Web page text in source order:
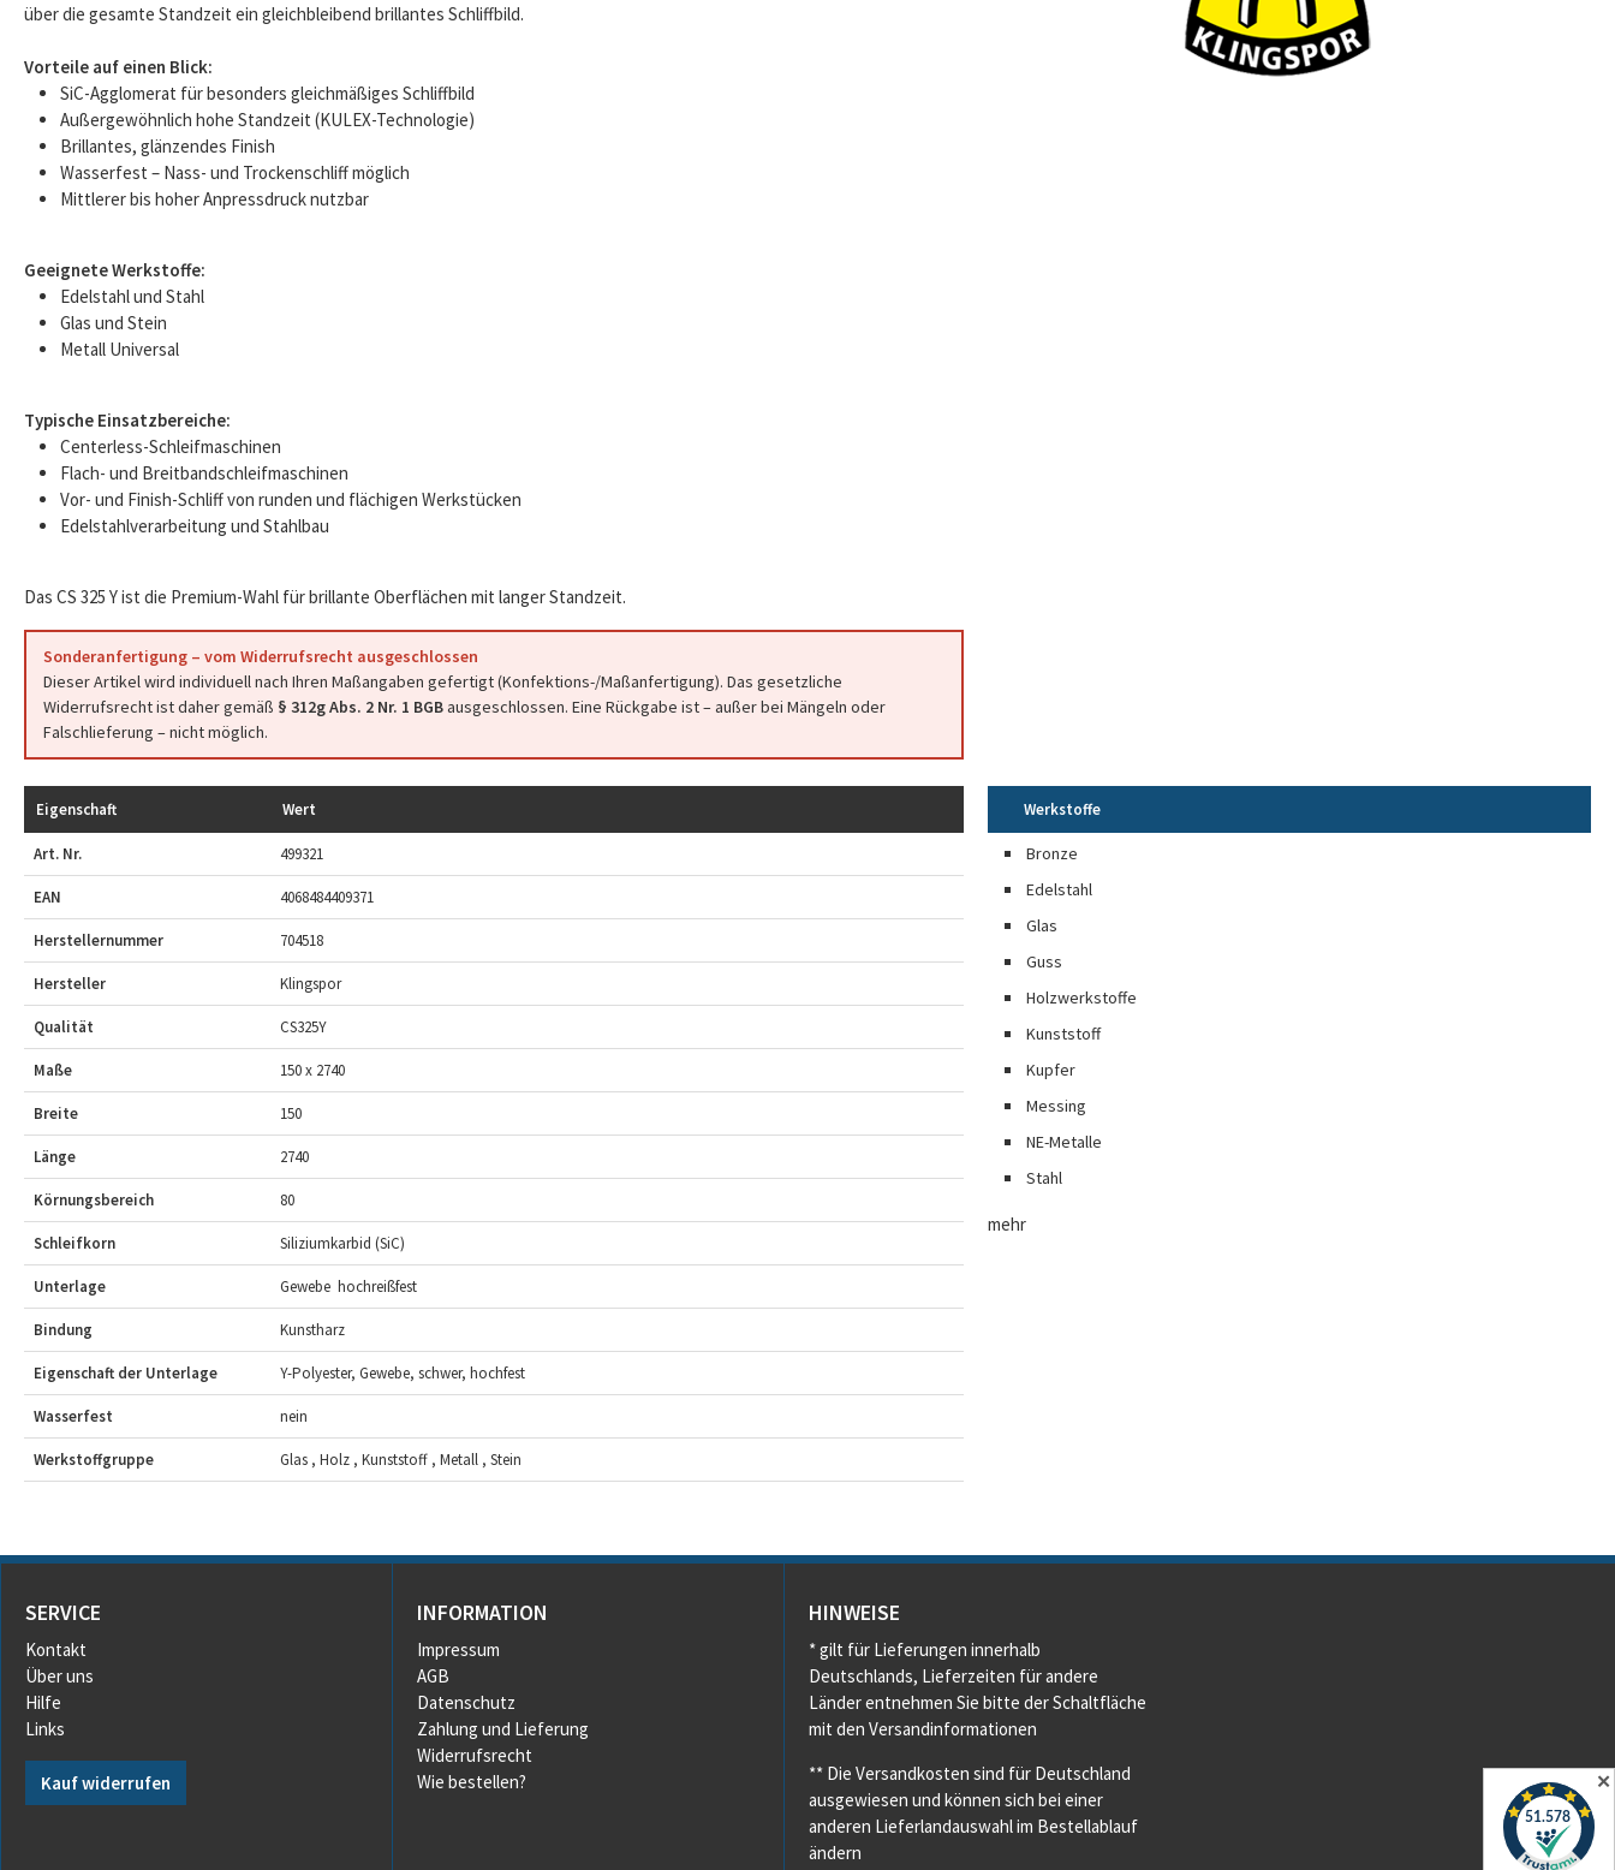
über die gesamte Standzeit ein gleichbleibend brillantes Schliffbild.
Vorteile auf einen Blick:
SiC-Agglomerat für besonders gleichmäßiges Schliffbild
Außergewöhnlich hohe Standzeit (KULEX-Technologie)
Brillantes, glänzendes Finish
Wasserfest – Nass- und Trockenschliff möglich
Mittlerer bis hoher Anpressdruck nutzbar
Geeignete Werkstoffe:
Edelstahl und Stahl
Glas und Stein
Metall Universal
Typische Einsatzbereiche:
Centerless-Schleifmaschinen
Flach- und Breitbandschleifmaschinen
Vor- und Finish-Schliff von runden und flächigen Werkstücken
Edelstahlverarbeitung und Stahlbau
Das CS 325 Y ist die Premium-Wahl für brillante Oberflächen mit langer Standzeit.
Sonderanfertigung – vom Widerrufsrecht ausgeschlossen
Dieser Artikel wird individuell nach Ihren Maßangaben gefertigt (Konfektions-/Maßanfertigung). Das gesetzliche
Widerrufsrecht ist daher gemäß § 312g Abs. 2 Nr. 1 BGBausgeschlossen. Eine Rückgabe ist – außer bei Mängeln oder
Falschlieferung – nicht möglich.
Eigenschaft Wert
Art. Nr. 499321
EAN 4068484409371
Herstellernummer 704518
Hersteller Klingspor
Qualität CS325Y
Maße 150 x 2740
Breite 150
Länge 2740
Körnungsbereich 80
Schleifkorn Siliziumkarbid (SiC)
Unterlage Gewebe  hochreißfest
Bindung Kunstharz
Eigenschaft der Unterlage Y-Polyester, Gewebe, schwer, hochfest
Wasserfest nein
Werkstoffgruppe Glas , Holz , Kunststoff , Metall , Stein
Werkstoffe
Bronze
Edelstahl
Glas
Guss
Holzwerkstoffe
Kunststoff
Kupfer
Messing
NE-Metalle
Stahl
mehr
SERVICE
Kontakt
Über uns
Hilfe
Links
Kauf widerrufen
INFORMATION
Impressum
AGB
Datenschutz
Zahlung und Lieferung
Widerrufsrecht
Wie bestellen?
HINWEISE
* gilt für Lieferungen innerhalb
Deutschlands, Lieferzeiten für andere
Länder entnehmen Sie bitte der Schaltfläche
mit den Versandinformationen
** Die Versandkosten sind für Deutschland
ausgewiesen und können sich bei einer
anderen Lieferlandauswahl im Bestellablauf
ändern
✕